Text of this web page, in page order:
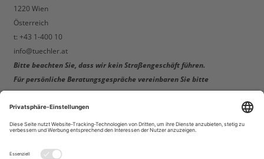
1220 Wien
Österreich
t: +43 1-400 10
info@tuechler.at
Bitte beachten Sie, dass wir kein Straßengeschäft führen.
Für persönliche Beratungsgespräche vereinbaren Sie bitte
einen Termin!
Mo-Do: 8:00 – 12:00 + 13:00 – 17:00